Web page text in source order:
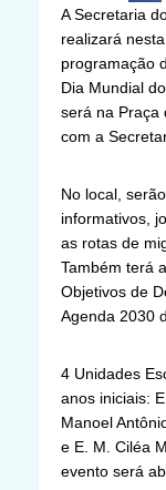
A Secretaria
realizará
programação
Dia Mundial
será na Praça
com a
No local,
informativos,
as rotas de
Também terá
Objetivos de
Agenda 2030
4 Unidades
anos iniciais:
Manoel
e E. M. Ciléa
evento será